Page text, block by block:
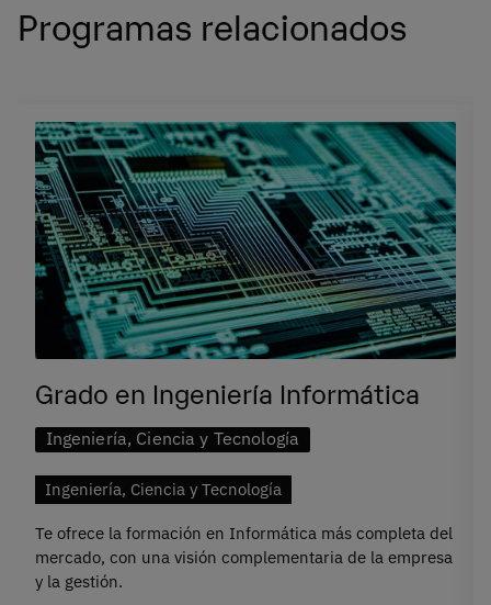
Programas relacionados
Grado en Ingeniería Informática
Ingeniería, Ciencia y Tecnología
Ingeniería, Ciencia y Tecnología
Te ofrece la formación en Informática más completa del
mercado, con una visión complementaria de la empresa
y la gestión.